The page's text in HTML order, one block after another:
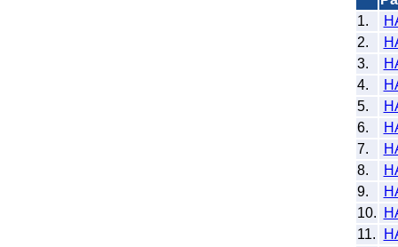
1.
2.
3.
4.
5.
6.
7.
8.
9.
10.
11.